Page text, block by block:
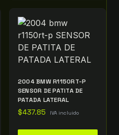
2004 BMW R1150RT-P
SENSOR DE PATITA DE
PATADA LATERAL
$437.85 IVA incluido